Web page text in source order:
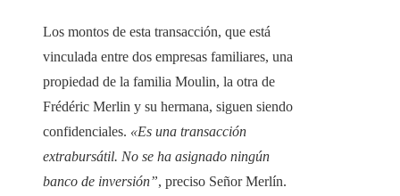
Los montos de esta transacción, que está
vinculada entre dos empresas familiares, una
propiedad de la familia Moulin, la otra de
Frédéric Merlin y su hermana, siguen siendo
confidenciales. «Es una transacción
extrabursátil. No se ha asignado ningún
banco de inversión”, preciso Señor Merlín.